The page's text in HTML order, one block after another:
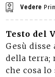
Vedere
Testo del
Gesù
della terra;
che cosa